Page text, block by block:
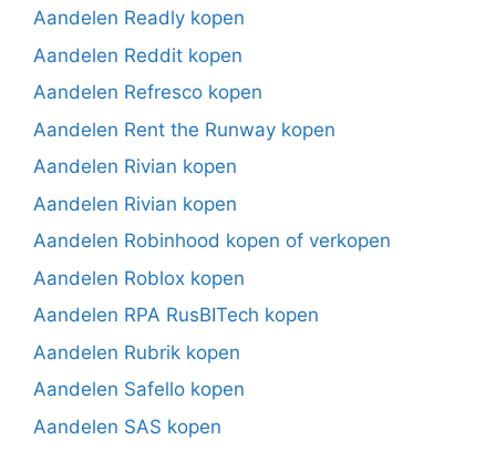
Aandelen Readly kopen
Aandelen Reddit kopen
Aandelen Refresco kopen
Aandelen Rent the Runway kopen
Aandelen Rivian kopen
Aandelen Rivian kopen
Aandelen Robinhood kopen of verkopen
Aandelen Roblox kopen
Aandelen RPA RusBITech kopen
Aandelen Rubrik kopen
Aandelen Safello kopen
Aandelen SAS kopen